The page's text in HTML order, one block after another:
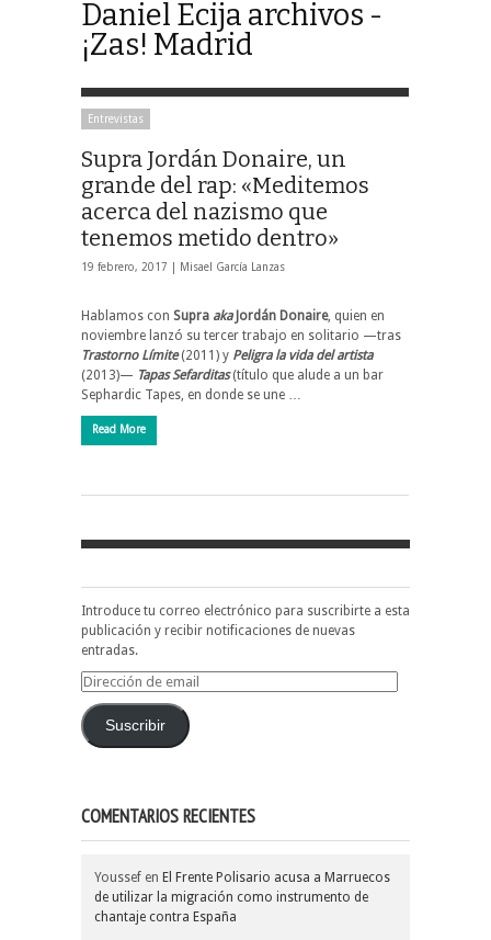
Daniel Ecija archivos -
¡Zas! Madrid
Entrevistas
Supra Jordán Donaire, un
grande del rap: «Meditemos
acerca del nazismo que
tenemos metido dentro»
19 febrero, 2017 | Misael García Lanzas
Hablamos con Supra aka Jordán Donaire, quien en
noviembre lanzó su tercer trabajo en solitario —tras
Trastorno Límite(2011) y Peligra la vida del artista
(2013)— Tapas Sefarditas(título que alude a un bar
Sephardic Tapes, en donde se une …
Read More
Introduce tu correo electrónico para suscribirte a esta
publicación y recibir notificaciones de nuevas
entradas.
Dirección
emailSuscribir
COMENTARIOS RECIENTES
Youssef en El Frente Polisario acusa a Marruecos
de utilizar la migración como instrumento de
chantaje contra España